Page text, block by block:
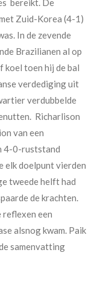
bereikt. De
Zuid-Korea (4-1)
In de zevende
Brazilianen al op
koel toen hij de bal
verdediging uit
verdubbelde
Richarlison
van een
4-0-ruststand
elk doelpunt vierden
tweede helft had
de krachten.
reflexen een
alsnog kwam. Paik
samenvatting